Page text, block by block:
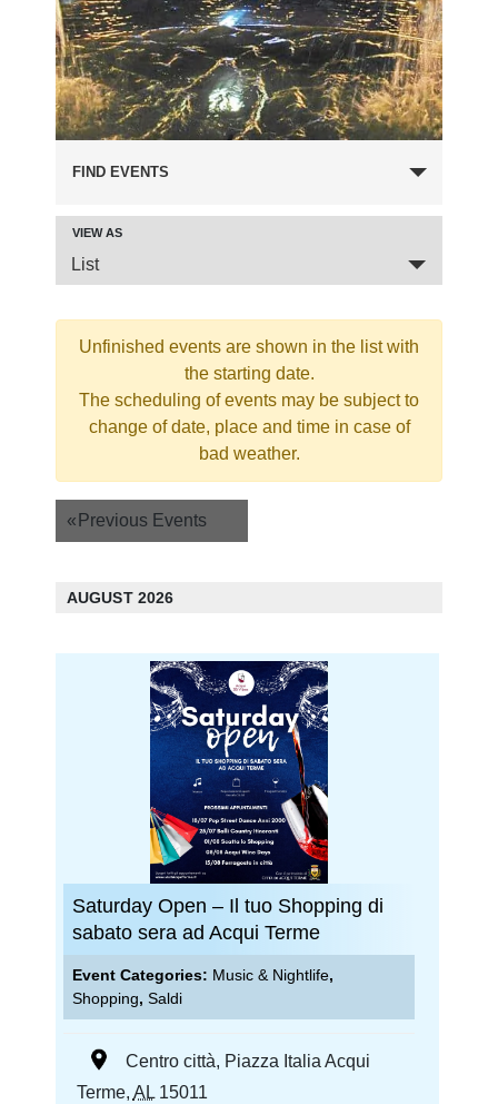
FIND EVENTS
Event
Views
Navigation
VIEW AS
List
Unfinished events are shown in the list with
the starting date.
The scheduling of events may be subject to
change of date, place and time in case of
bad weather.
Events
List
Navigation
« Previous Events
AUGUST 2026
Saturday Open – Il tuo Shopping di
sabato sera ad Acqui Terme
Event Categories: Music & Nightlife,
Shopping, Saldi
Centro città, Piazza Italia Acqui
Terme, AL 15011